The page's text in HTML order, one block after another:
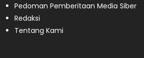
Pedoman Pemberitaan Media Siber
Redaksi
Tentang Kami